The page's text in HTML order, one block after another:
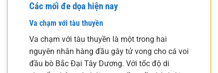
Các mối đe dọa hiện nay
Va chạm với tàu thuyền
Va chạm với tàu thuyền là một trong hai
nguyên nhân hàng đầu gây tử vong cho cá voi
đầu bò Bắc Đại Tây Dương. Với tốc độ di